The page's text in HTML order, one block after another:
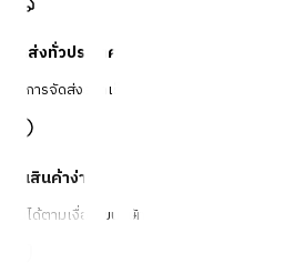
จัดส่งทั่วประเทศ
บริการจัดส่งรวดเร็ว
คืนสินค้าง่าย
คืนได้ตามเงื่อนไขบริษัท